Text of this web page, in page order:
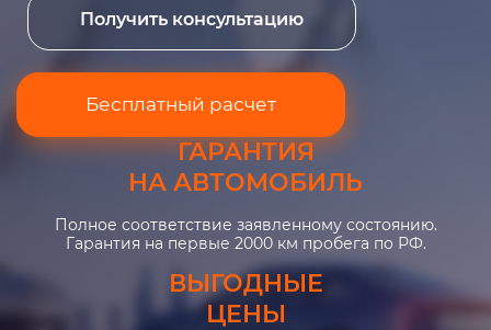
Получить консультацию
Бесплатный расчет
ГАРАНТИЯ
НА АВТОМОБИЛЬ
Полное соответствие заявленному состоянию.
Гарантия на первые 2000 км пробега по РФ.
ВЫГОДНЫЕ
ЦЕНЫ